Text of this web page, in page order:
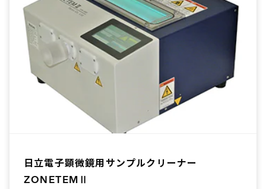
日立電子顕微鏡用サンプルクリーナー
ZONETEMⅡ